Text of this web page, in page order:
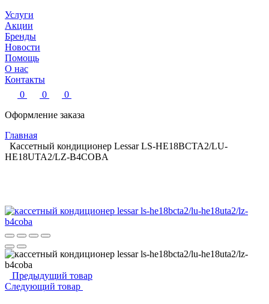
Услуги
Акции
Бренды
Новости
Помощь
О нас
Контакты
0
0
0
Оформление заказа
Главная
Кассетный кондиционер Lessar LS-HE18BCTA2/LU-
HE18UTA2/LZ-B4COBA
Предыдущий товар
Следующий товар